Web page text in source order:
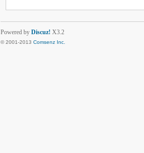
Powered by Discuz! X3.2
© 2001-2013 Comsenz Inc.